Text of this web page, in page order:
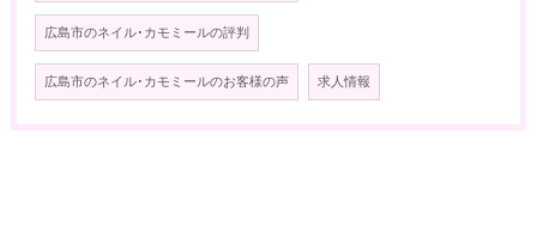
広島市のネイル･カモミールの評判
広島市のネイル･カモミールのお客様の声 求人情報